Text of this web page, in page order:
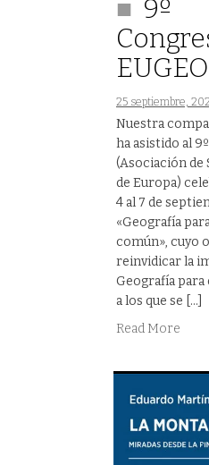
9º
EUGEO
25 septiembre,
Nuestra
ha asistido al
(Asociación de
de Europa)
4 al 7 de
«Geografía
común», cuyo
reinvidicar la
Geografía
a los que se […]
Read More